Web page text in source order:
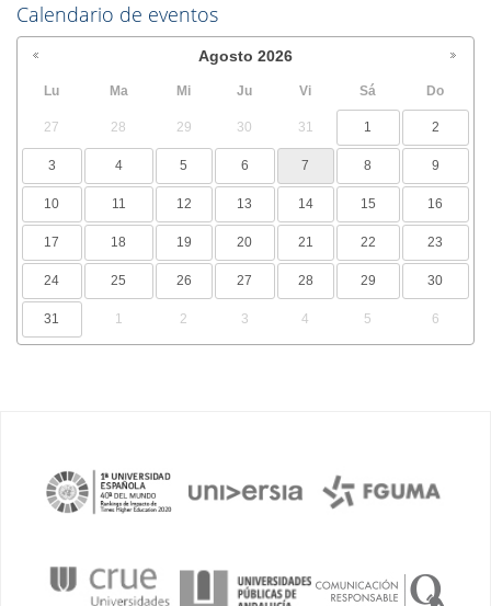
Calendario de eventos
Agosto 2026
Lu Ma Mi Ju Vi Sá Do
27 28 29 30 31 1 2
3 4 5 6 7 8 9
10 11 12 13 14 15 16
17 18 19 20 21 22 23
24 25 26 27 28 29 30
31 1 2 3 4 5 6